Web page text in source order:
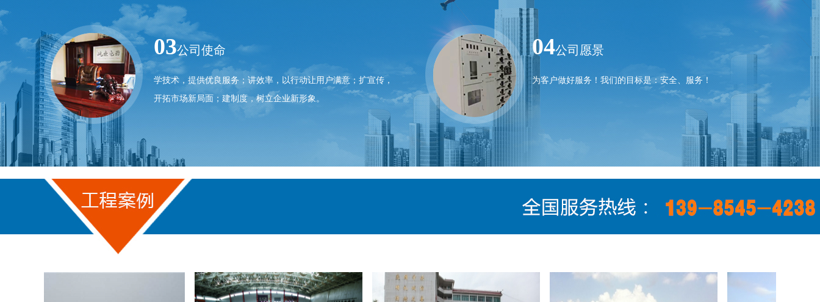
03公司使命
学技术，提供优良服务；讲效率，以行动让用户满意；扩宣传，
开拓市场新局面；建制度，树立企业新形象。
04公司愿景
为客户做好服务！我们的目标是：安全、服务！